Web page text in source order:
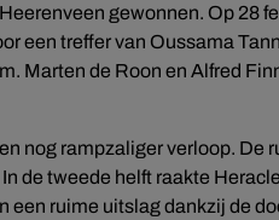
gewonnen. Op 28
een treffer van Oussama
Marten de Roon en Alfred
nog rampzaliger verloop. De
de tweede helft raakte
een ruime uitslag dankzij de